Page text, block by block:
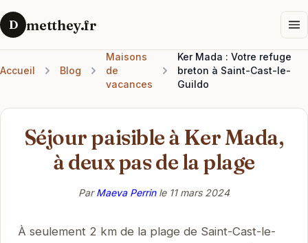
D metthey.fr
Accueil Blog
Maisons
de
vacances
Ker Mada : Votre refuge
breton à Saint-Cast-le-
Guildo
Séjour paisible à Ker Mada,
à deux pas de la plage
ParMaeva Perrinle 11 mars 2024
À seulement 2 km de la plage de Saint-Cast-le-